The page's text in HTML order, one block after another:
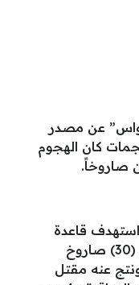
واس” عن مصدر
كان الهجوم
صاروخاً.
قاعدة
عراقية بالقرب من كركوك بأكثر من (30) صاروخ
27 ديسمبر 2019م، ونتج عنه مقتل